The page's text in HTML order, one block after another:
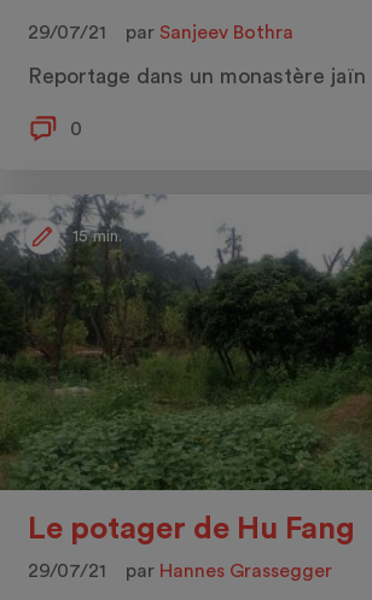
29/07/21 par Sanjeev Bothra
Reportage dans un monastère jaïn
0
15 min.
Le potager de Hu Fang
29/07/21 par Hannes Grassegger